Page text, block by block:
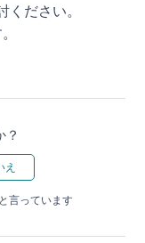
ください。
？
言っています